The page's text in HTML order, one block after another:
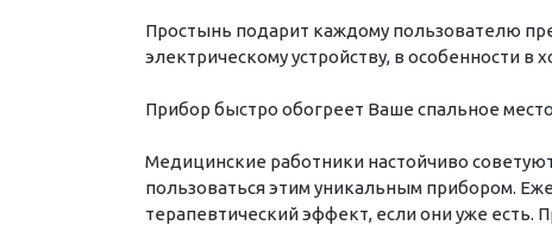
Простынь подарит каждому пользователю
электрическому устройству, в особенности
Прибор быстро обогреет Ваше спальное
Медицинские работники настойчиво
пользоваться этим уникальным прибором.
терапевтический эффект, если они уже есть.